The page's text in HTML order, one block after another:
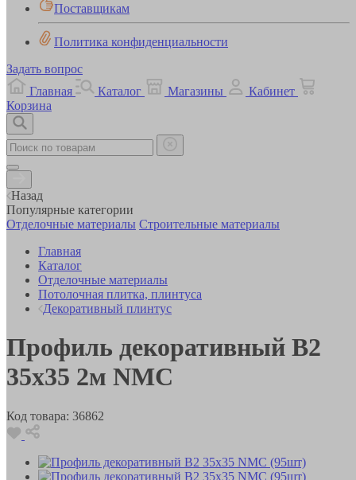
Поставщикам
Политика конфиденциальности
Задать вопрос
Главная
Каталог Магазины
Кабинет
Корзина
Назад
Популярные категории
Отделочные материалы Строительные материалы
Главная
Каталог
Отделочные материалы
Потолочная плитка, плинтуса
Декоративный плинтус
Профиль декоративный B2
35х35 2м NMC
Код товара: 36862